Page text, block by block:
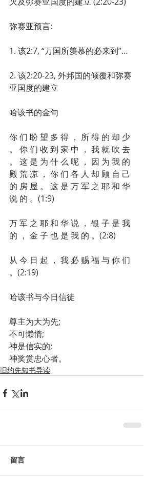
弥赛亚预言:
1. 该2:7, “万国所羡慕的必来到”…
2. 该2:20-23, 外邦国的倾覆和弥赛
亚国度的建立
哈该书的金句
你 们 盼 望 多 得 ， 所 得 的 却 少
。 你 们 收 到 家 中 ， 我 就 吹 去
。 这 是 为 什 么 呢 ， 因 为 我 的
殿 荒 凉 ， 你 们 各 人 却 顾 自 己
的 房 屋 。 这 是 万 军 之 耶 和 华
说 的 。(1:9)
万 军 之 耶 和 华 说 ， 银 子 是 我
的 ， 金 子 也 是 我 的 。(2:8)
从 今 日 起 ， 我 必 赐 福 与 你 们
。(2:19)
哈该书与今日信徒
尊主为大为先;
不可懒惰;
神是信实的;
神奖赏忠心者。
旧约先知书导读
留言